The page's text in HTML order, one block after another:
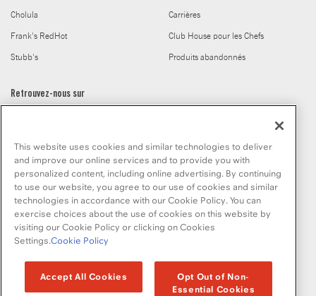
Cholula
Frank's RedHot
Stubb's
Carrières
Club House pour les Chefs
Produits abandonnés
Retrouvez-nous sur
© McCormick & Company, Inc. 2026
Normes d'accessibilité
This website uses cookies and similar technologies to deliver
and improve our online services and to provide you with
personalized content, including online advertising. By continuing
to use our website, you agree to our use of cookies and similar
technologies in accordance with our Cookie Policy. You can
exercise choices about the use of cookies on this website by
visiting our Cookie Policy or clicking on Cookies
Settings.Cookie Policy
Accept All Cookies
Opt Out of Non-
Essential Cookies